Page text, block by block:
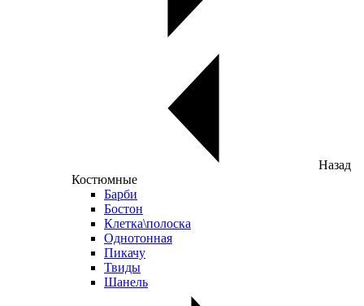
Назад
Костюмные
Барби
Бостон
Клетка\полоска
Однотонная
Пикачу
Твиды
Шанель